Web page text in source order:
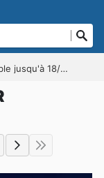
jusqu'à 18/05/2026